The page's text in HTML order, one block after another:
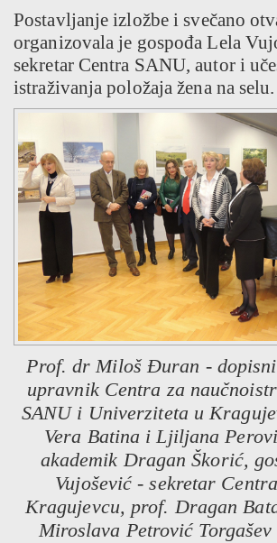
Postavljanje izložbe i svečano
organizovala je gospođa Lela
sekretar Centra SANU, autor i
istraživanja položaja žena na selu.
Prof. dr Miloš Đuran -
upravnik Centra za
SANU i Univerziteta u
Vera Batina i Ljiljana
akademik Dragan Škorić,
Vujošević - sekretar
Kragujevcu, prof. Dragan
Miroslava Petrović